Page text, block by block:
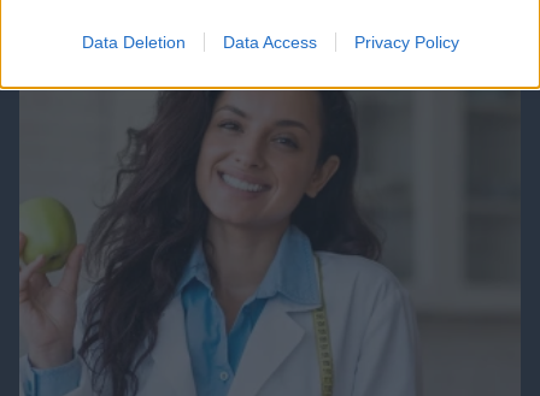
Data Deletion Data Access Privacy Policy